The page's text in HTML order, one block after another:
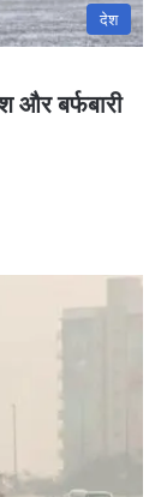
देश
और बर्फबारी